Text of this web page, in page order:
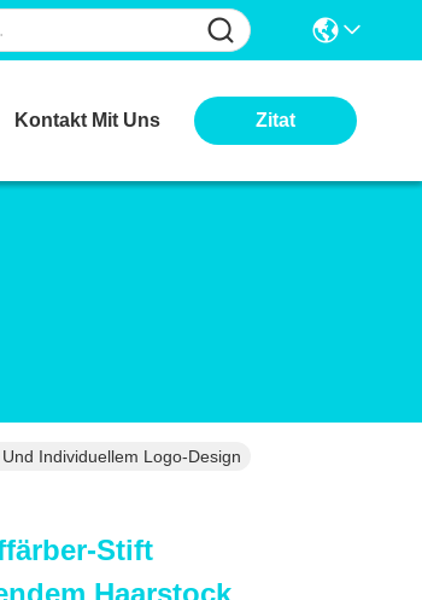
Kontakt Mit Uns Zitat
Individuellem Logo-Design
Stift
Haarstock